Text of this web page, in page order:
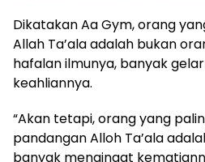
Dikatakan Aa Gym, orang
Allah Ta’ala adalah bukan
hafalan ilmunya, banyak
keahliannya.
“Akan tetapi, orang yang
pandangan Alloh Ta’ala
banyak mengingat